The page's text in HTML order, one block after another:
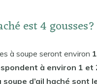
est 4 gousses?
à soupe seront environ
à environ 1 et
soupe d’ail haché sont